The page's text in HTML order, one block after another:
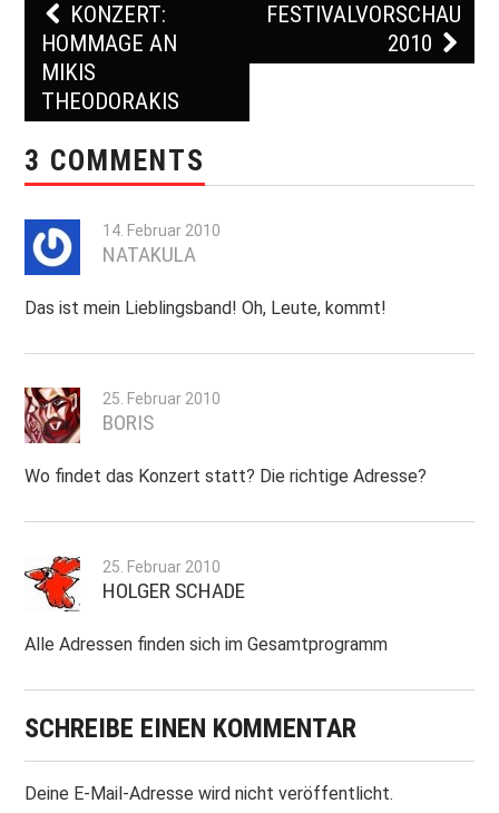
Post navigation
KONZERT:
HOMMAGE AN
MIKIS
THEODORAKIS
FESTIVALVORSCHAU
2010
3 COMMENTS
14. Februar 2010
NATAKULA
Das ist mein Lieblingsband! Oh, Leute, kommt!
25. Februar 2010
BORIS
Wo findet das Konzert statt? Die richtige Adresse?
25. Februar 2010
HOLGER SCHADE
Alle Adressen finden sich im Gesamtprogramm
SCHREIBE EINEN KOMMENTAR
Deine E-Mail-Adresse wird nicht veröffentlicht.